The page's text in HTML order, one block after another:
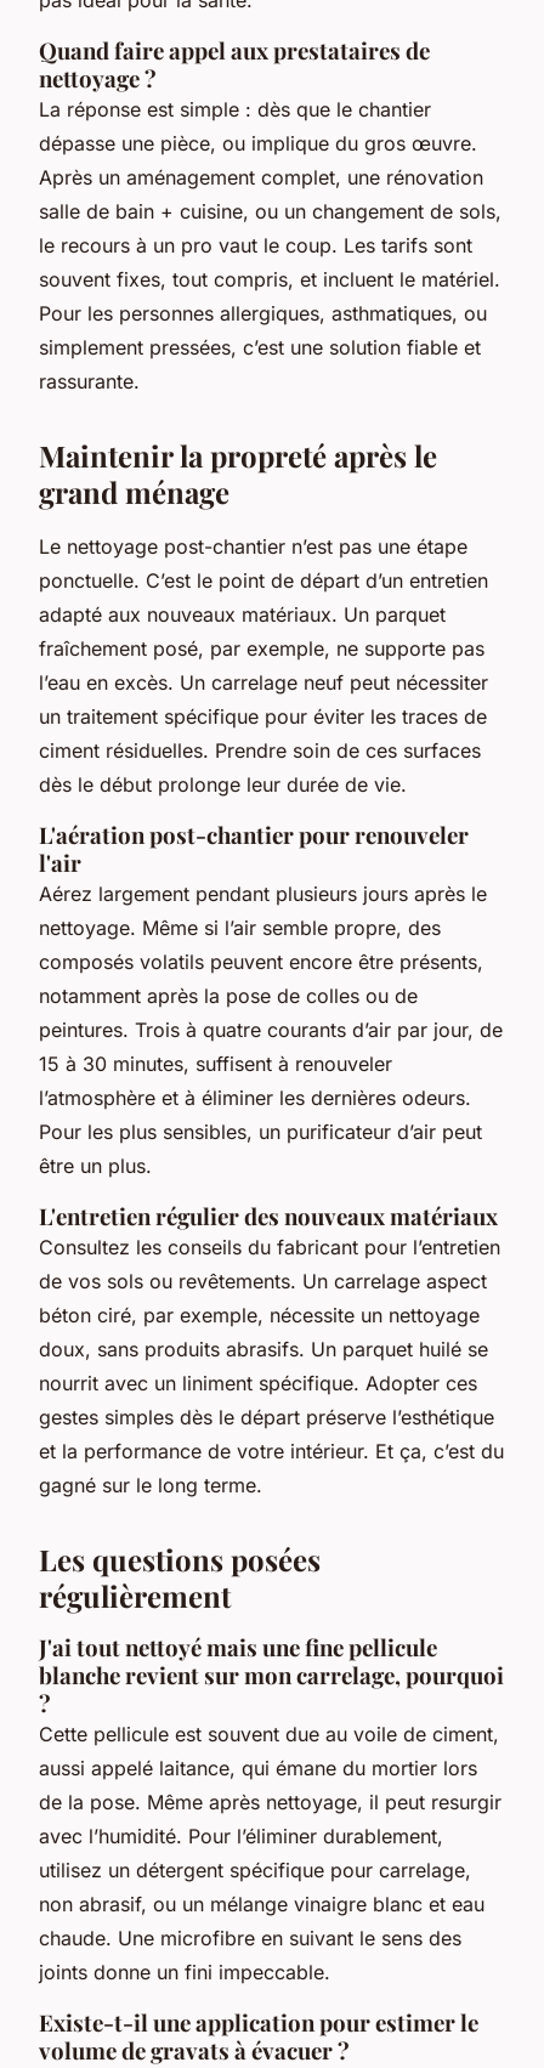
Quand faire appel aux prestataires de
nettoyage ?
La réponse est simple : dès que le chantier
dépasse une pièce, ou implique du gros œuvre.
Après un aménagement complet, une rénovation
salle de bain + cuisine, ou un changement de sols,
le recours à un pro vaut le coup. Les tarifs sont
souvent fixes, tout compris, et incluent le matériel.
Pour les personnes allergiques, asthmatiques, ou
simplement pressées, c’est une solution fiable et
rassurante.
Maintenir la propreté après le
grand ménage
Le nettoyage post-chantier n’est pas une étape
ponctuelle. C’est le point de départ d’un entretien
adapté aux nouveaux matériaux. Un parquet
fraîchement posé, par exemple, ne supporte pas
l’eau en excès. Un carrelage neuf peut nécessiter
un traitement spécifique pour éviter les traces de
ciment résiduelles. Prendre soin de ces surfaces
dès le début prolonge leur durée de vie.
L'aération post-chantier pour renouveler
l'air
Aérez largement pendant plusieurs jours après le
nettoyage. Même si l’air semble propre, des
composés volatils peuvent encore être présents,
notamment après la pose de colles ou de
peintures. Trois à quatre courants d’air par jour, de
15 à 30 minutes, suffisent à renouveler
l’atmosphère et à éliminer les dernières odeurs.
Pour les plus sensibles, un purificateur d’air peut
être un plus.
L'entretien régulier des nouveaux matériaux
Consultez les conseils du fabricant pour l’entretien
de vos sols ou revêtements. Un carrelage aspect
béton ciré, par exemple, nécessite un nettoyage
doux, sans produits abrasifs. Un parquet huilé se
nourrit avec un liniment spécifique. Adopter ces
gestes simples dès le départ préserve l’esthétique
et la performance de votre intérieur. Et ça, c’est du
gagné sur le long terme.
Les questions posées
régulièrement
J'ai tout nettoyé mais une fine pellicule
blanche revient sur mon carrelage, pourquoi
?
Cette pellicule est souvent due au voile de ciment,
aussi appelé laitance, qui émane du mortier lors
de la pose. Même après nettoyage, il peut resurgir
avec l’humidité. Pour l’éliminer durablement,
utilisez un détergent spécifique pour carrelage,
non abrasif, ou un mélange vinaigre blanc et eau
chaude. Une microfibre en suivant le sens des
joints donne un fini impeccable.
Existe-t-il une application pour estimer le
volume de gravats à évacuer ?